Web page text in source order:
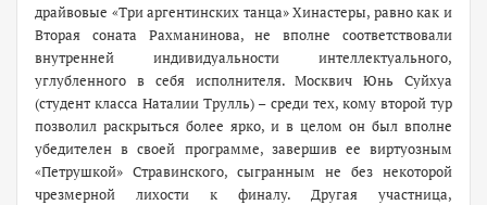
драйвовые «Три аргентинских танца» Хинастеры, равно как и
Вторая соната Рахманинова, не вполне соответствовали
внутренней индивидуальности интеллектуального,
углубленного в себя исполнителя. Москвич Юнь Суйхуа
(студент класса Наталии Трулль) – среди тех, кому второй тур
позволил раскрыться более ярко, и в целом он был вполне
убедителен в своей программе, завершив ее виртуозным
«Петрушкой» Стравинского, сыгранным не без некоторой
чрезмерной лихости к финалу. Другая участница,